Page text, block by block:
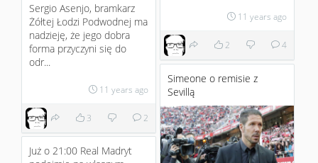
11 years ago
2 4
Sergio Asenjo, bramkarz
Żółtej Łodzi Podwodnej ma
nadzieję, że jego dobra
forma przyczyni się do
odr...
11 years ago
3 2
Simeone o remisie z
Sevillą
Już o 21:00 Real Madryt